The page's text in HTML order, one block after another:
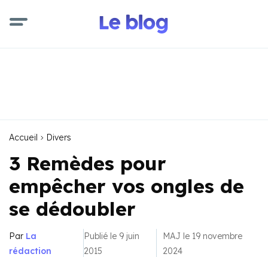
Accueil Divers
3 Remèdes pour
empêcher vos ongles de
se dédoubler
Par La
rédaction
Publié le 9 juin
2015
MAJ le 19 novembre
2024